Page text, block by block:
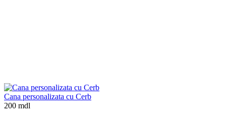
Cana personalizata cu Cerb
200 mdl